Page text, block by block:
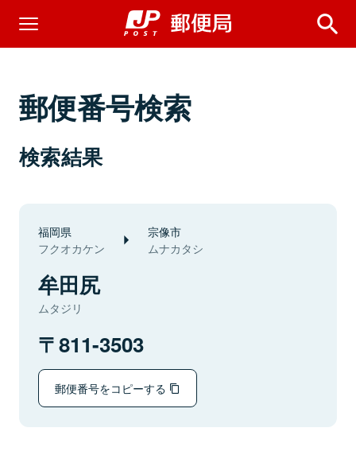
郵便番号検索
検索結果
福岡県
フクオカケン
宗像市
ムナカタシ
牟田尻
ムタジリ
811-3503
郵便番号をコピーする